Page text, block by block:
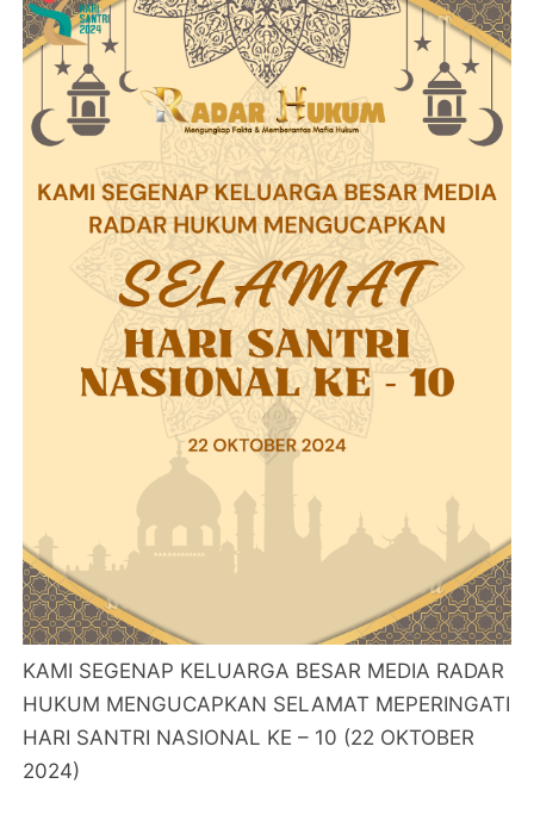
KAMI SEGENAP KELUARGA BESAR MEDIA RADAR
HUKUM MENGUCAPKAN SELAMAT MEPERINGATI
HARI SANTRI NASIONAL KE – 10 (22 OKTOBER
2024)